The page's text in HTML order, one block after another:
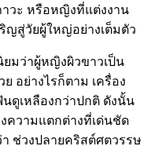
ญสู่วัยผู้ใหญ่อย่างเต็มตัว
ผู้หญิงผิวขาวเป็น
อย่างไรก็ตาม เครื่อง
เหลืองกว่าปกติ ดังนั้น
ความแตกต่างที่เด่นชัด
ช่วงปลายคริสต์ศตวรรษ
าสู่ยุคการปฏิรูปเมจิ ค่า